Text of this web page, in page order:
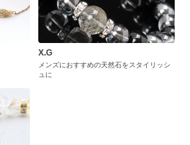
X.G
メンズにおすすめの天然石をスタイリッシ
ュに